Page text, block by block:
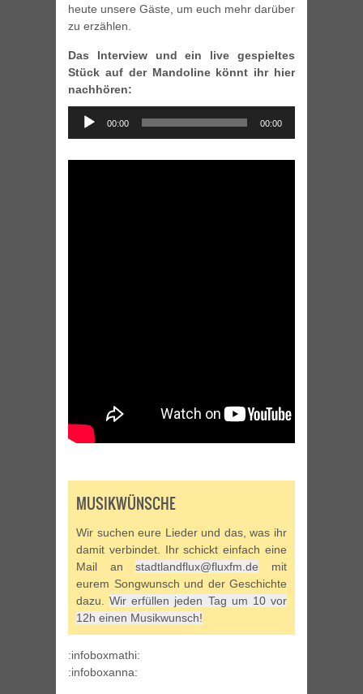
heute unsere Gäste, um euch mehr darüber
zu erzählen.
Das Interview und ein live gespieltes
Stück auf der Mandoline könnt ihr hier
nachhören:
Audio
Player
00:00 00:00
MUSIKWÜNSCHE
Wir suchen eure Lieder und das, was ihr
damit verbindet. Ihr schickt einfach eine
Mail anstadtlandflux@fluxfm.de mit
eurem Songwunsch und der Geschichte
dazu.Wir erfüllen jeden Tag um 10 vor
12h einen Musikwunsch!
:infoboxmathi:
:infoboxanna: